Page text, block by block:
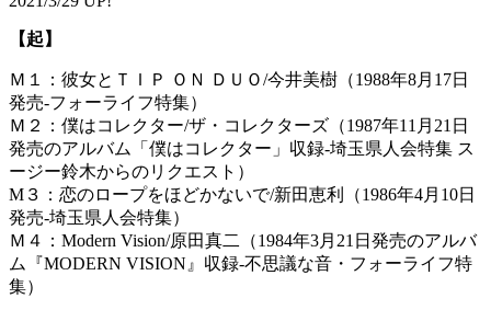
【起】
Ｍ１：彼女とＴＩＰ ＯＮ ＤＵＯ/今井美樹（1988年8月17日
発売-フォーライフ特集）
Ｍ２：僕はコレクター/ザ・コレクターズ（1987年11月21日
発売のアルバム「僕はコレクター」収録-埼玉県人会特集 ス
ージー鈴木からのリクエスト）
M３：恋のロープをほどかないで/新田恵利（1986年4月10日
発売-埼玉県人会特集）
Ｍ４：Modern Vision/原田真二（1984年3月21日発売のアルバ
ム『MODERN VISION』収録-不思議な音・フォーライフ特
集）